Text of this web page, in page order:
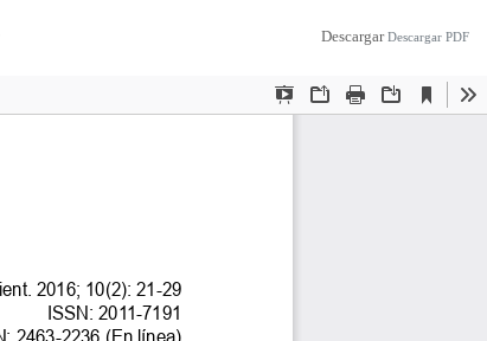
DescargarDescargar PDF